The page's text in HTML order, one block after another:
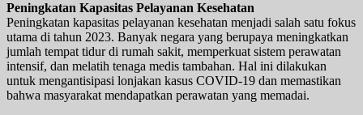
Peningkatan Kapasitas Pelayanan Kesehatan
Peningkatan kapasitas pelayanan kesehatan menjadi salah satu fokus
utama di tahun 2023. Banyak negara yang berupaya meningkatkan
jumlah tempat tidur di rumah sakit, memperkuat sistem perawatan
intensif, dan melatih tenaga medis tambahan. Hal ini dilakukan
untuk mengantisipasi lonjakan kasus COVID-19 dan memastikan
bahwa masyarakat mendapatkan perawatan yang memadai.